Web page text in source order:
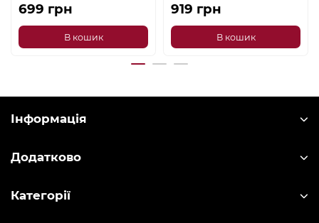
699 грн
В кошик
919 грн
В кошик
Інформація
Додатково
Категорії